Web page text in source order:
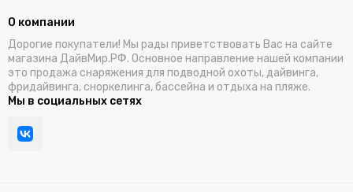
О компании
Дорогие покупатели! Мы рады приветствовать Вас на сайте
магазина ДайвМир.РФ. Основное направление нашей компании
это продажа снаряжения для подводной охоты, дайвинга,
фридайвинга, сноркелинга, бассейна и отдыха на пляже.
Мы в социальных сетях